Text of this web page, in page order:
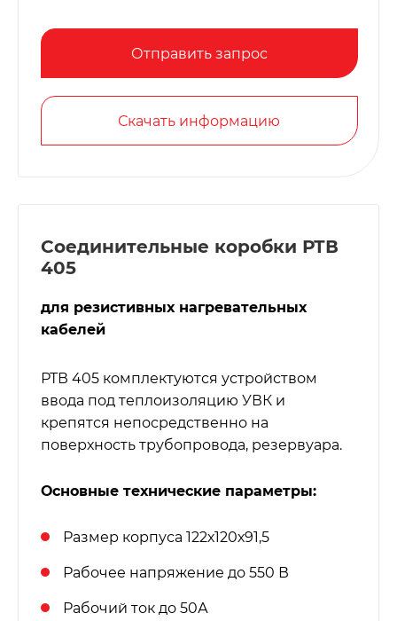
Отправить запрос
Скачать информацию
Соединительные коробки РТВ
405
для резистивных нагревательных
кабелей
РТВ 405 комплектуются устройством
ввода под теплоизоляцию УВК и
крепятся непосредственно на
поверхность трубопровода, резервуара.
Основные технические параметры:
Размер корпуса 122х120х91,5
Рабочее напряжение до 550 В
Рабочий ток до 50А